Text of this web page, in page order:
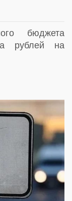
бюджета
рублей на